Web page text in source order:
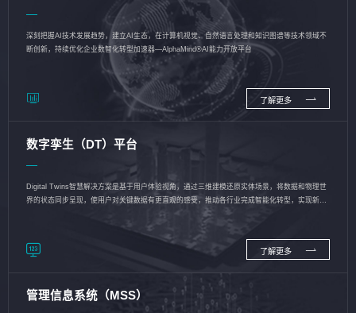
深刻把握AI技术发展趋势，建立AI生态，在计算机视觉、自然语言处理和知识图谱等技术领域不
断创新，持续优化企业数智化转型加速器—AlphaMind®AI能力开放平台
了解更多
数字孪生（DT）平台
Digital Twins智慧解决方案是基于用户体验视角，通过三维建模还原实体场景，将数据和物理世
界的状态同步呈现，使用户对关键数据有更直观的感受，推动各行业完成智能化转型，实现新旧
了解更多
管理信息系统（MSS）